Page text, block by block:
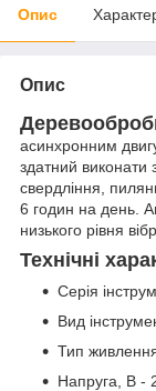
Опис
Опис
асинхронним
здатний виконати
свердління,
6 годин на день.
низького рівня
Технічні
Серія
Вид
Тип
Напруга, В -